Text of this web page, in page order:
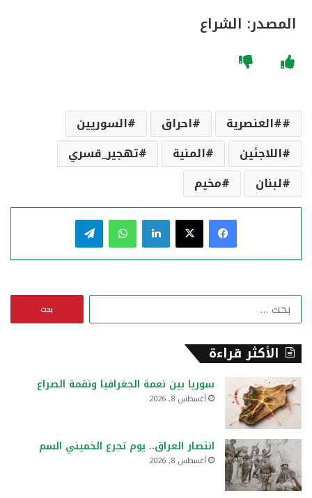
المصدر: الشراع
#العنصرية احراق
السوريين
اللاجئين
المنية
تهجير_قسري
لبنان
مخيم
فيسبوك لينكدإن واتساب
ن
الأكثر قراءة
سوريا بين نعمة الجغرافيا ونقمة الصراع
أغسطس 8, 2026
انتصار العراق.. يوم تجرع الخميني السم
أغسطس 8, 2026